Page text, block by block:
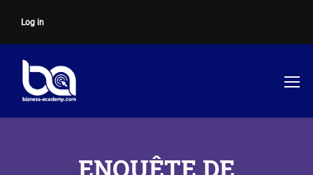
Log in
ENQUÊTE DE